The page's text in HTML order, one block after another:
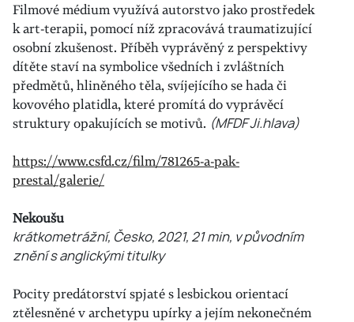
Filmové médium využívá autorstvo jako prostředek
k art-terapii, pomocí níž zpracovává traumatizující
osobní zkušenost. Příběh vyprávěný z perspektivy
dítěte staví na symbolice všedních i zvláštních
předmětů, hliněného těla, svíjejícího se hada či
kovového platidla, které promítá do vyprávěcí
struktury opakujících se motivů. (MFDF Ji.hlava)
https://www.csfd.cz/film/781265-a-pak-
prestal/galerie/
Nekoušu
krátkometrážní, Česko, 2021, 21 min, v původním
znění s anglickými titulky
Pocity predátorství spjaté s lesbickou orientací
ztělesněné v archetypu upírky a jejím nekonečném